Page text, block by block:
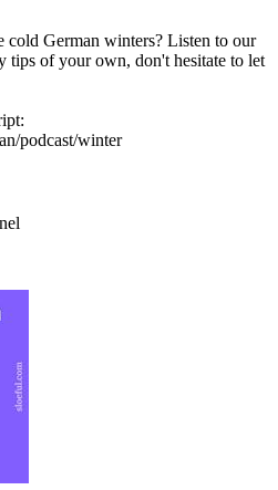
German winters? Listen to our
tips of your own, don't hesitate to let
podcast/winter